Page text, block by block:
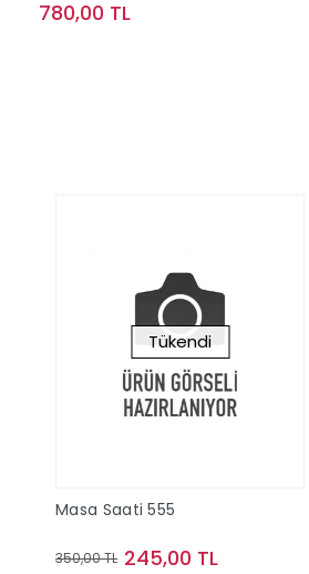
780,00 TL
Tükendi
Masa Saati 555
350,00 TL 245,00 TL